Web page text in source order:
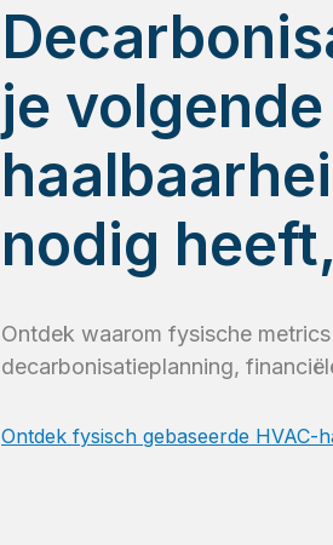
je
nodig
Ontdek waarom fysische
decarbonisatieplanning,
Ontdek fysisch gebaseerde HVAC-